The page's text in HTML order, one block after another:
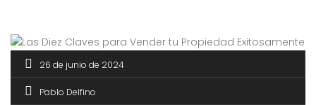
26 de junio de 2024
Pablo Delfino